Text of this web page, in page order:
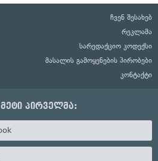
ჩვენ შესახებ
რეკლამა
სარედაქციო კოდექსი
მასალის გამოყენების პირობები
კონტაქტი
მეტი პირველმა: